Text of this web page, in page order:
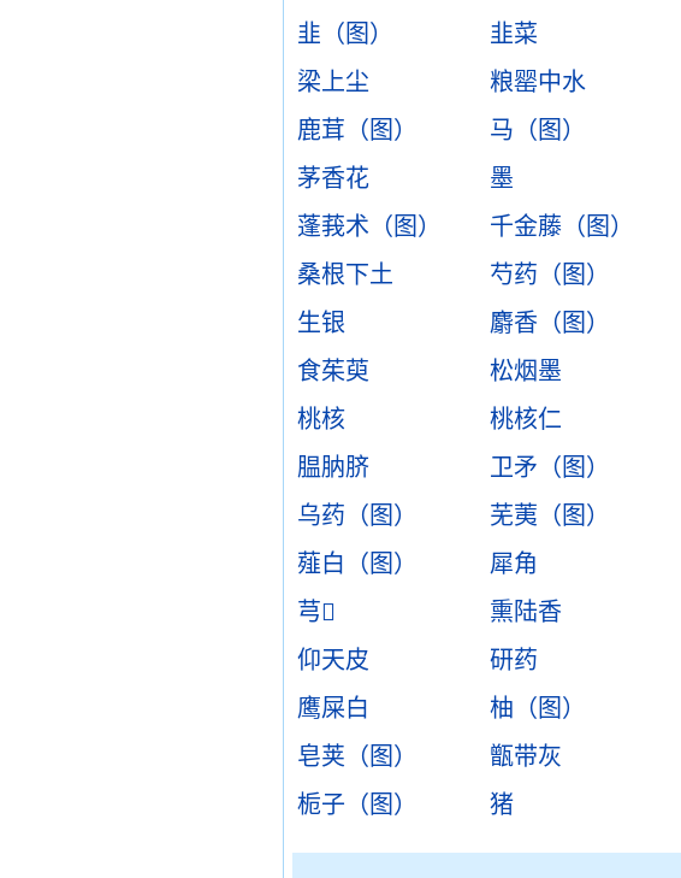
韭（图）
韭菜
梁上尘
粮罂中水
鹿茸（图）
马（图）
茅香花
墨
蓬莪术（图）
千金藤（图）
桑根下土
芍药（图）
生银
麝香（图）
食茱萸
松烟墨
桃核
桃核仁
腽肭脐
卫矛（图）
乌药（图）
芜荑（图）
薤白（图）
犀角
芎
熏陆香
仰天皮
研药
鹰屎白
柚（图）
皂荚（图）
甑带灰
栀子（图）
猪